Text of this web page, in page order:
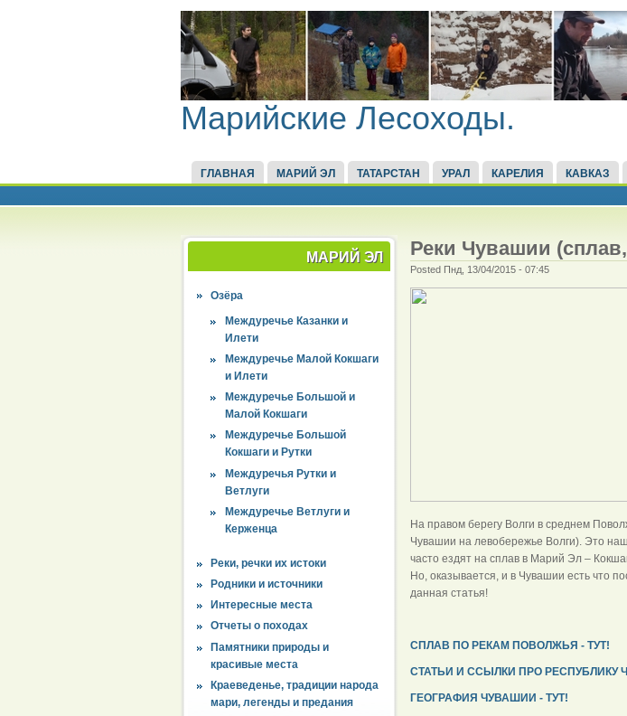
Марийские Лесоходы.
ГЛАВНАЯ МАРИЙ ЭЛ ТАТАРСТАН УРАЛ КАРЕЛИЯ КАВКАЗ
МАРИЙ ЭЛ
Озёра
Междуречье Казанки и
Илети
Междуречье Малой Кокшаги
и Илети
Междуречье Большой и
Малой Кокшаги
Междуречье Большой
Кокшаги и Рутки
Междуречья Рутки и
Ветлуги
Междуречье Ветлуги и
Керженца
Реки, речки их истоки
Родники и источники
Интересные места
Отчеты о походах
Памятники природы и
красивые места
Краеведенье, традиции народа
мари, легенды и предания
Реки Чувашии
Posted Пнд, 13/04/2015 - 07:45
На правом берегу Волги в среднем
Чувашии на левобережье Волги). Это
часто ездят на сплав в Марий Эл –
Но, оказывается, и в Чувашии есть что
данная статья!
СПЛАВ ПО РЕКАМ ПОВОЛЖЬЯ - ТУТ!
СТАТЬИ И ССЫЛКИ ПРО РЕСПУБЛИКУ
ГЕОГРАФИЯ ЧУВАШИИ - ТУТ!